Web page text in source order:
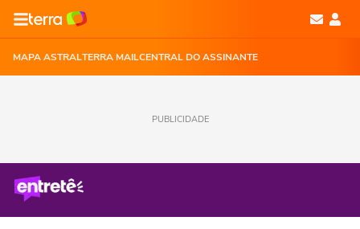
MAPA ASTRALTERRA MAILCENTRAL DO ASSINANTE
PUBLICIDADE